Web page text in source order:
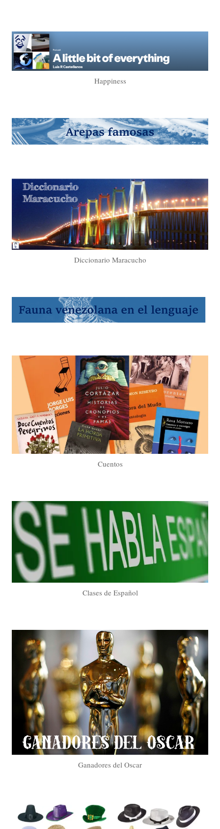
Happiness
Diccionario Maracucho
Cuentos
Clases de Español
Ganadores del Oscar